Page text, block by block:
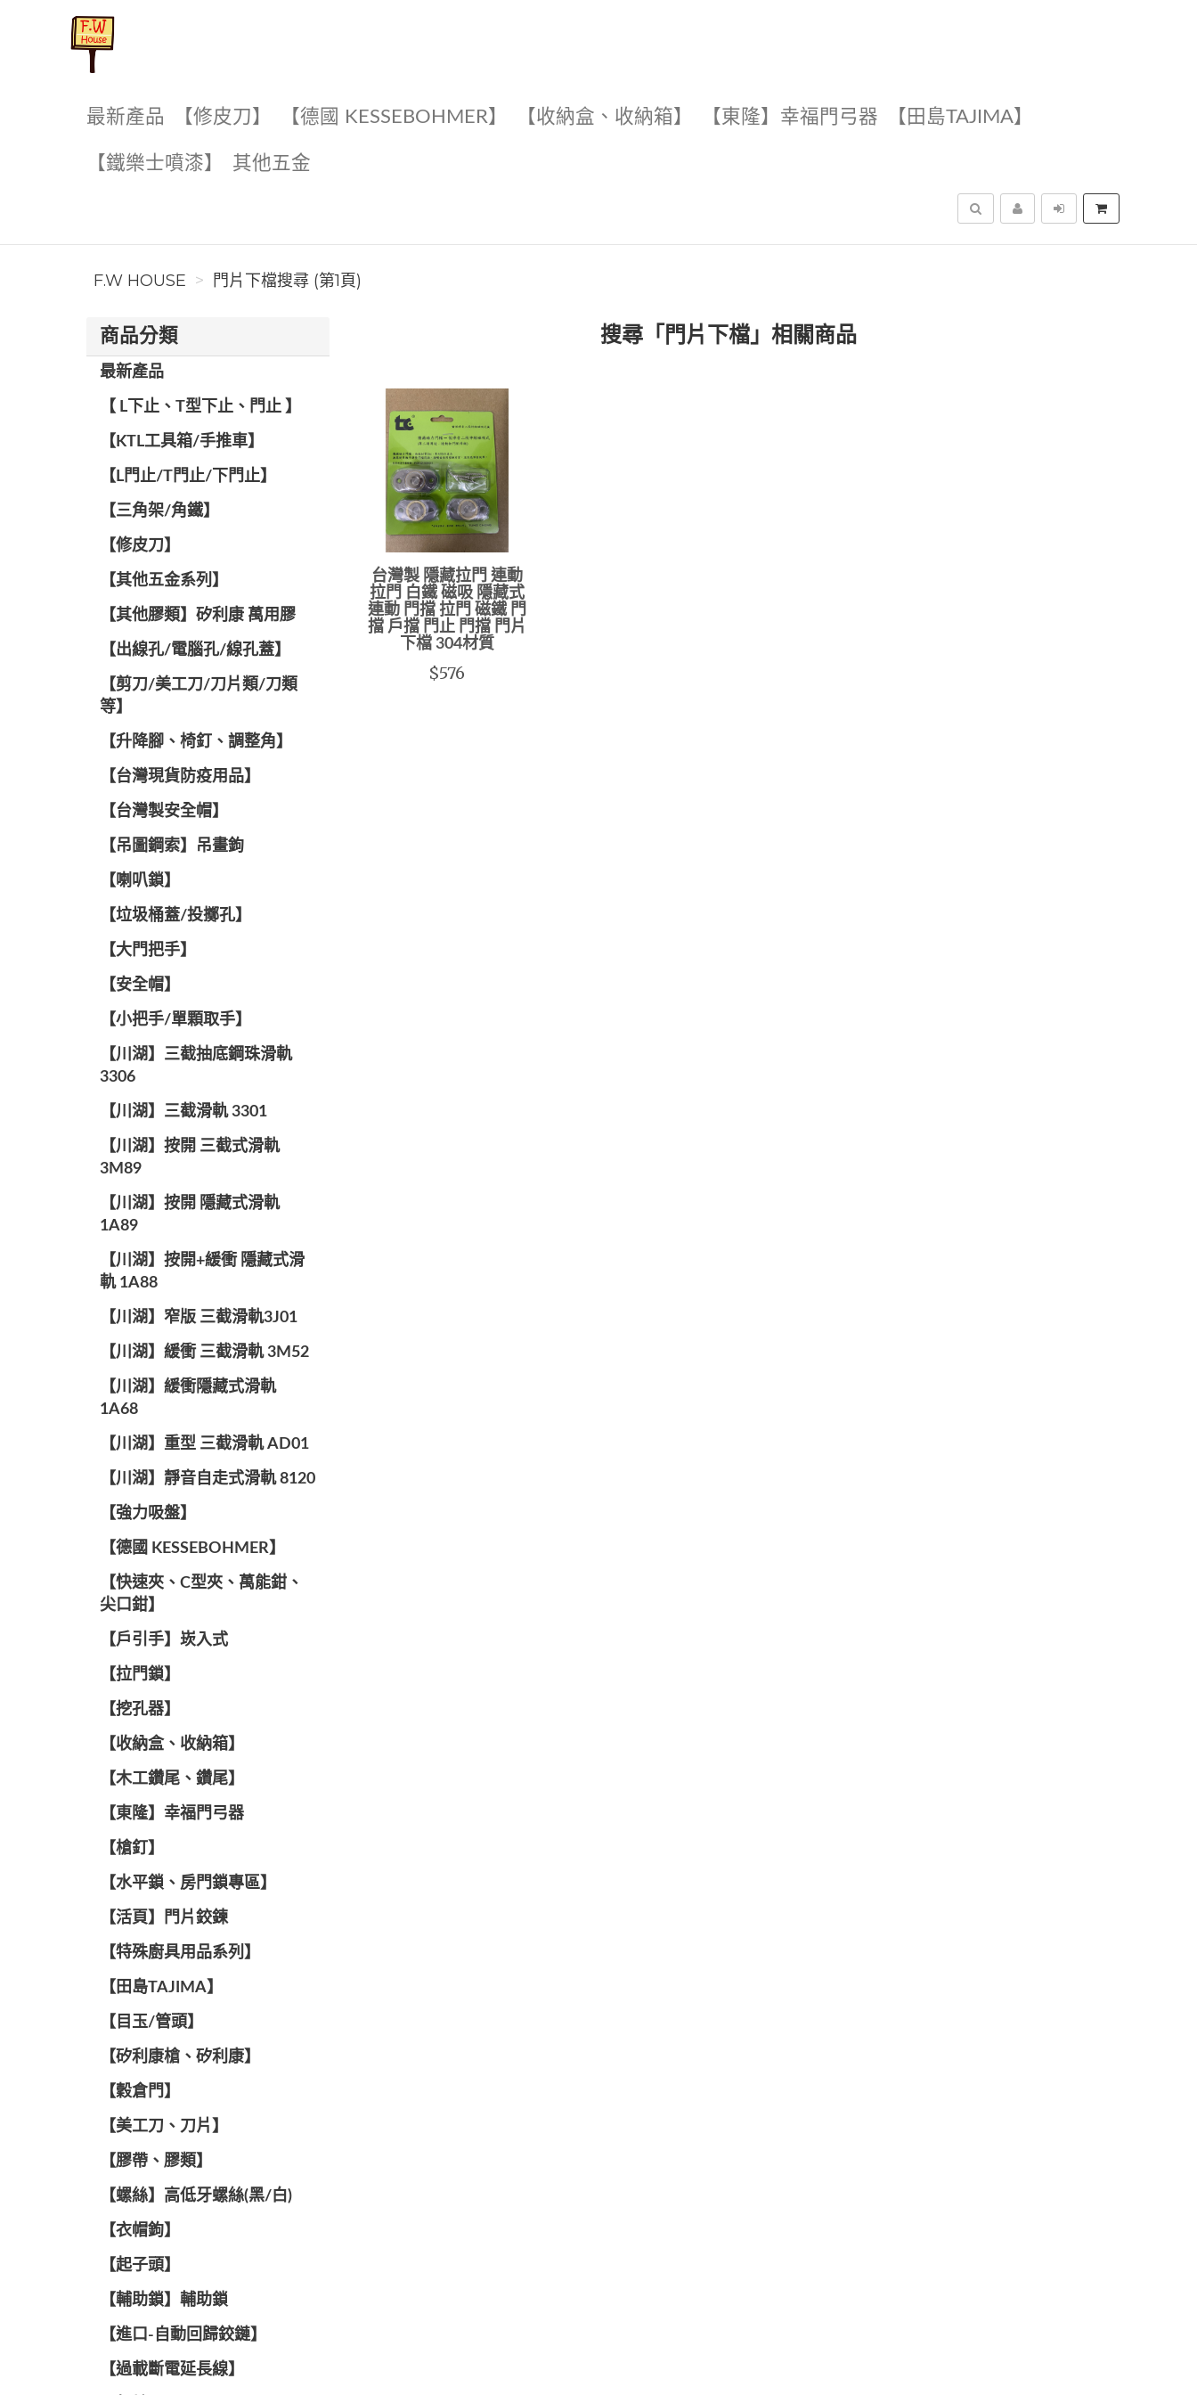
最新產品 【修皮刀】 【德國 KESSEBOHMER】 【收納盒、收納箱】 【東隆】幸福門弓器 【田島TAJIMA】
【鐵樂士噴漆】 其他五金
搜尋
F.W HOUSE 門片下檔搜尋 (第1頁)
商品分類
最新產品
【 L下止、T型下止、門止 】
【KTL工具箱/手推車】
【L門止/T門止/下門止】
【三角架/角鐵】
【修皮刀】
【其他五金系列】
【其他膠類】矽利康 萬用膠
【出線孔/電腦孔/線孔蓋】
【剪刀/美工刀/刀片類/刀類
等】
【升降腳、椅釘、調整角】
【台灣現貨防疫用品】
【台灣製安全帽】
【吊圖鋼索】吊畫鉤
【喇叭鎖】
【垃圾桶蓋/投擲孔】
【大門把手】
【安全帽】
【小把手/單顆取手】
【川湖】三截抽底鋼珠滑軌
3306
【川湖】三截滑軌 3301
【川湖】按開 三截式滑軌
3M89
【川湖】按開 隱藏式滑軌
1A89
【川湖】按開+緩衝 隱藏式滑
軌 1A88
【川湖】窄版 三截滑軌3J01
【川湖】緩衝 三截滑軌 3M52
【川湖】緩衝隱藏式滑軌
1A68
【川湖】重型 三截滑軌 AD01
【川湖】靜音自走式滑軌 8120
【強力吸盤】
【德國 KESSEBOHMER】
【快速夾、C型夾、萬能鉗、
尖口鉗】
【戶引手】崁入式
【拉門鎖】
【挖孔器】
【收納盒、收納箱】
【木工鑽尾、鑽尾】
【東隆】幸福門弓器
【槍釘】
【水平鎖、房門鎖專區】
【活頁】門片鉸鍊
【特殊廚具用品系列】
【田島TAJIMA】
【目玉/管頭】
【矽利康槍、矽利康】
【穀倉門】
【美工刀、刀片】
【膠帶、膠類】
【螺絲】高低牙螺絲(黑/白)
【衣帽鉤】
【起子頭】
【輔助鎖】輔助鎖
【進口-自動回歸鉸鏈】
【過載斷電延長線】
搜尋「門片下檔」相關商品
台灣製 隱藏拉門 連動
拉門 白鐵 磁吸 隱藏式
連動 門擋 拉門 磁鐵 門
擋 戶擋 門止 門擋 門片
下檔 304材質
$576